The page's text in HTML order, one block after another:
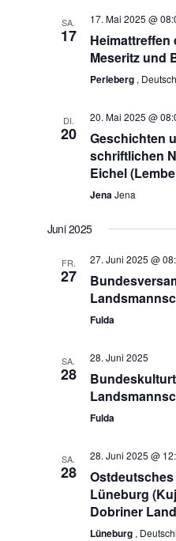
SA.
17
17. Mai 2025 @
Heimattreffen
Meseritz und
Perleberg ,
DI.
20
20. Mai 2025 @
Geschichten
schriftlichen
Eichel
JenaJena
Juni 2025
FR.
27
27. Juni 2025 @
Fulda
SA.
28
28. Juni 2025
Fulda
SA.
28
28. Juni 2025 @
Lüneburg
Dobriner
Lüneburg ,